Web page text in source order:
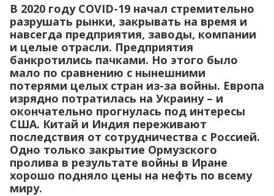
В 2020 году COVID-19 начал стремительно
разрушать рынки, закрывать на время и
навсегда предприятия, заводы, компании
и целые отрасли. Предприятия
банкротились пачками. Но этого было
мало по сравнению с нынешними
потерями целых стран из-за войны. Европа
изрядно потратилась на Украину – и
окончательно прогнулась под интересы
США. Китай и Индия переживают
последствия от сотрудничества с Россией.
Одно только закрытие Ормузского
пролива в результате войны в Иране
хорошо подняло цены на нефть по всему
миру.